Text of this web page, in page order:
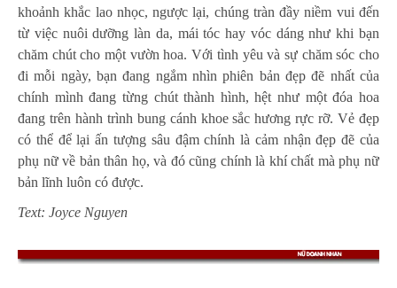
khoảnh khắc lao nhọc, ngược lại, chúng tràn đầy niềm vui đến
từ việc nuôi dưỡng làn da, mái tóc hay vóc dáng như khi bạn
chăm chút cho một vườn hoa. Với tình yêu và sự chăm sóc cho
đi mỗi ngày, bạn đang ngắm nhìn phiên bản đẹp đẽ nhất của
chính mình đang từng chút thành hình, hệt như một đóa hoa
đang trên hành trình bung cánh khoe sắc hương rực rỡ. Vẻ đẹp
có thể để lại ấn tượng sâu đậm chính là cảm nhận đẹp đẽ của
phụ nữ về bản thân họ, và đó cũng chính là khí chất mà phụ nữ
bản lĩnh luôn có được.
Text: Joyce Nguyen